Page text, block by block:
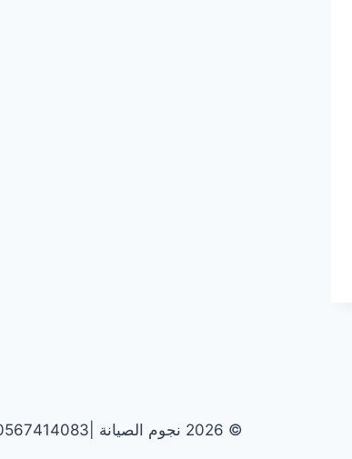
© 2026 نجوم الصيانة |0567414083